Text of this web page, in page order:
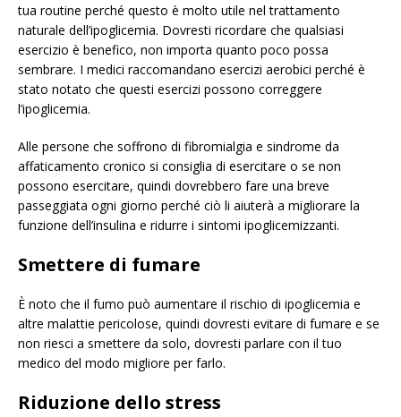
tua routine perché questo è molto utile nel trattamento
naturale dell’ipoglicemia. Dovresti ricordare che qualsiasi
esercizio è benefico, non importa quanto poco possa
sembrare. I medici raccomandano esercizi aerobici perché è
stato notato che questi esercizi possono correggere
l’ipoglicemia.
Alle persone che soffrono di fibromialgia e sindrome da
affaticamento cronico si consiglia di esercitare o se non
possono esercitare, quindi dovrebbero fare una breve
passeggiata ogni giorno perché ciò li aiuterà a migliorare la
funzione dell’insulina e ridurre i sintomi ipoglicemizzanti.
Smettere di fumare
È noto che il fumo può aumentare il rischio di ipoglicemia e
altre malattie pericolose, quindi dovresti evitare di fumare e se
non riesci a smettere da solo, dovresti parlare con il tuo
medico del modo migliore per farlo.
Riduzione dello stress